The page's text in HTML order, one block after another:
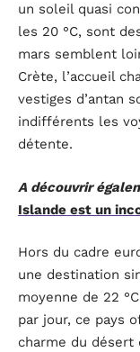
un soleil quasi
les 20 °C, sont
mars semblent
Crète, l’accueil
vestiges d’antan
indifférents les
détente.
A découvrir
Islande est un
Hors du cadre
une destination
moyenne de 22
par jour, ce pays
charme du désert